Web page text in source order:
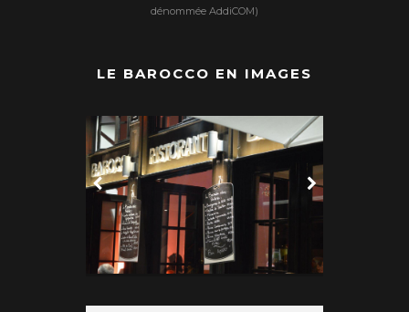
dénommée AddiCOM)
LE BAROCCO EN IMAGES